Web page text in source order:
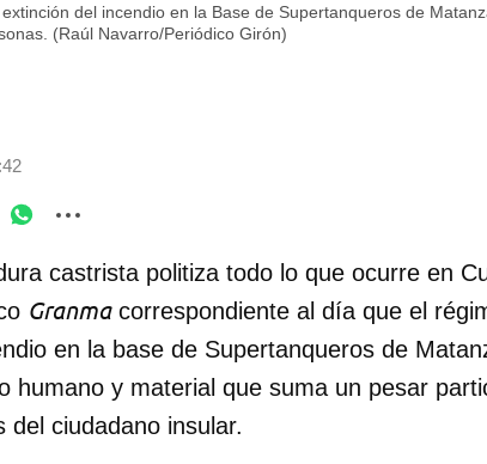
del incendio en la Base de Supertanqueros de
(Raúl Navarro/Periódico Girón)
castrista politiza todo lo que ocurre en
Granmacorrespondiente al día que el
en la base de Supertanqueros de
humano y material que suma un pesar
del ciudadano insular.